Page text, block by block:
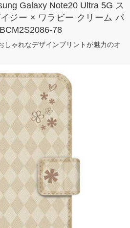
Galaxy Note20 Ultra 5G ス
ジー × ワラビー クリーム パ
78
しゃれなデザインプリントが魅力のオ